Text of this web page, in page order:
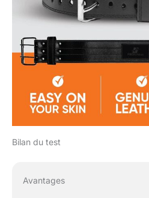
Bilan du test
Avantages